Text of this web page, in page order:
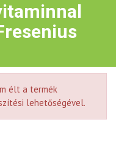
élt a termék
lehetőségével.